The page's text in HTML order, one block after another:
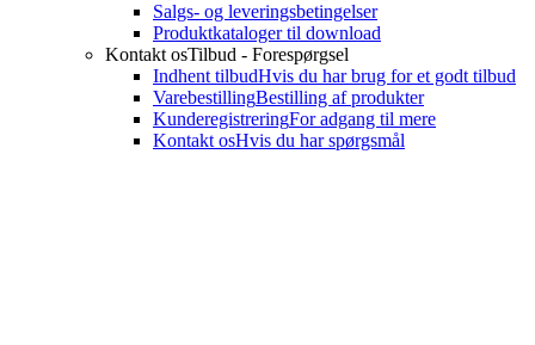
Salgs- og leveringsbetingelser
Produktkataloger til download
Kontakt osTilbud - Forespørgsel
Indhent tilbudHvis du har brug for et godt tilbud
VarebestillingBestilling af produkter
KunderegistreringFor adgang til mere
Kontakt osHvis du har spørgsmål